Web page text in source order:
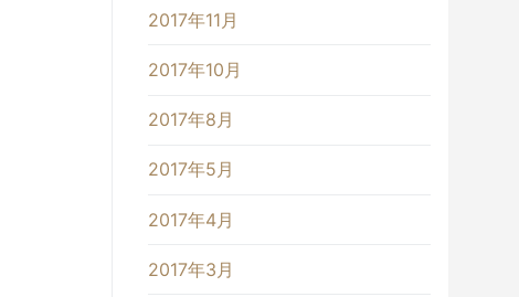
2017年11月
2017年10月
2017年8月
2017年5月
2017年4月
2017年3月